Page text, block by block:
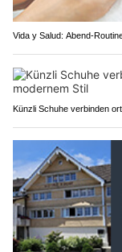
Vida y Salud: Abend-
Künzli Schuhe verbinden